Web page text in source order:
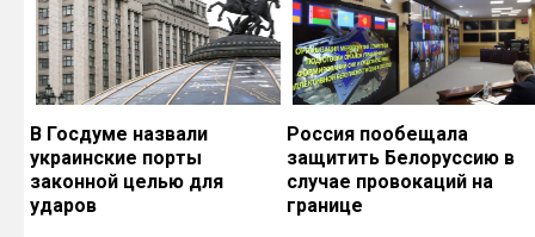
В Госдуме назвали
украинские порты
законной целью для
ударов
Россия пообещала
защитить Белоруссию в
случае провокаций на
границе